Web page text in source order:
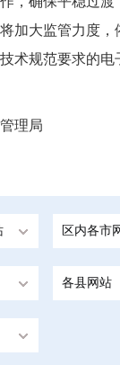
加大监管力度，
术规范要求的电
理局
区内各市
各县网站